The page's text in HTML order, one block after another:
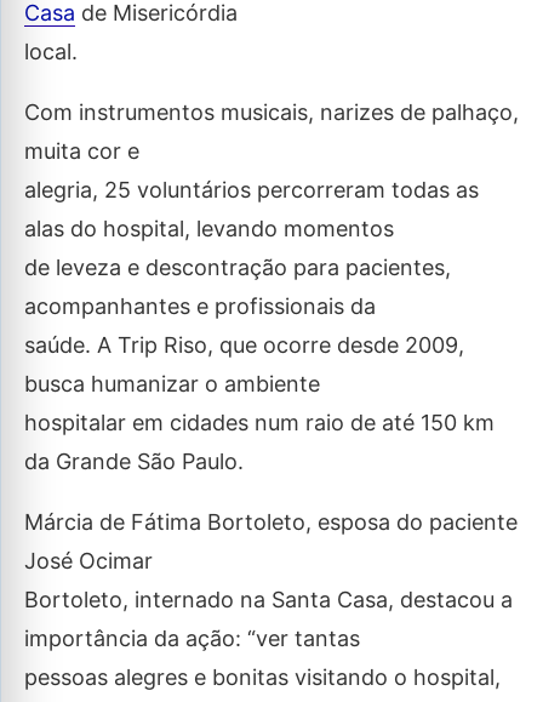
Casa de Misericórdia
local.
Com instrumentos musicais, narizes de palhaço,
muita cor e
alegria, 25 voluntários percorreram todas as
alas do hospital, levando momentos
de leveza e descontração para pacientes,
acompanhantes e profissionais da
saúde. A Trip Riso, que ocorre desde 2009,
busca humanizar o ambiente
hospitalar em cidades num raio de até 150 km
da Grande São Paulo.
Márcia de Fátima Bortoleto, esposa do paciente
José Ocimar
Bortoleto, internado na Santa Casa, destacou a
importância da ação: “ver tantas
pessoas alegres e bonitas visitando o hospital,